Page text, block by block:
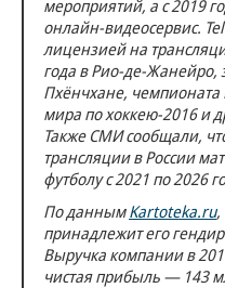
мероприятий, а с 2019
онлайн-видеосервис.
лицензией на
года в Рио-де-
Пхёнчхане, чемпионата
мира по хоккею-2016 и
Также СМИ сообщали,
трансляции в России
футболу с 2021 по 2026
По даннымKartoteka.ru,
принадлежит его
Выручка компании в
чистая прибыль — 143